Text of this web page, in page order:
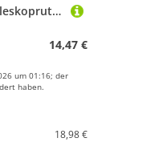
Zite Stipprute 4m Teleskoprute aus Glasfaser-Material Stippangel mit Tasche
14,47 €
um 01:16; der
haben.
18,98 €